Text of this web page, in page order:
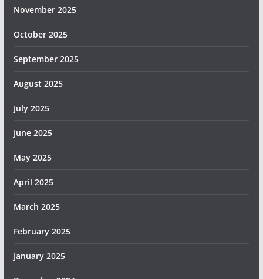
November 2025
October 2025
September 2025
August 2025
July 2025
June 2025
May 2025
April 2025
March 2025
February 2025
January 2025